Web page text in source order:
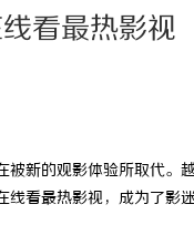
看最热影视
被新的观影体验所取代
看最热影视，成为了影